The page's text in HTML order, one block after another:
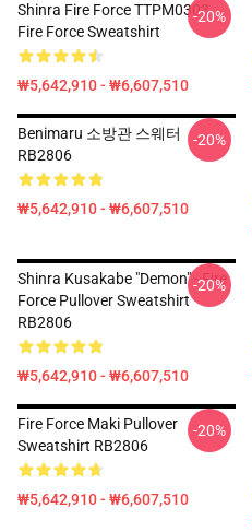
Shinra Fire Force TTPM0303
Fire Force Sweatshirt
₩5,642,910 - ₩6,607,510
-20%
Benimaru 소방관 스웨터
RB2806
₩5,642,910 - ₩6,607,510
-20%
Shinra Kusakabe "Demon" - Fire
Force Pullover Sweatshirt
RB2806
₩5,642,910 - ₩6,607,510
-20%
Fire Force Maki Pullover
Sweatshirt RB2806
₩5,642,910 - ₩6,607,510
-20%